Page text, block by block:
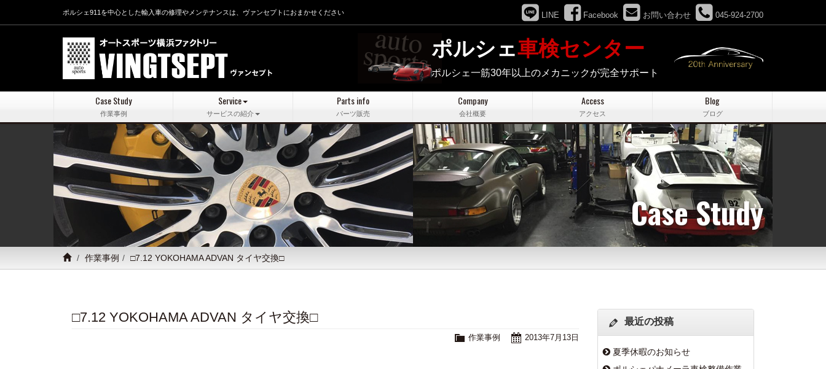
ポルシェ911を中心とした輸入車の修理やメンテナンスは、ヴァンセプトにおまかせください LINE Facebook お問い合わせ 045-924-2700
ポルシェ車検センター
ポルシェ一筋30年以上のメカニックが完全サポート
Case Study
作業事例
Service
サービスの紹介
Parts info
パーツ販売
Company
会社概要
Access
アクセス
Blog
ブログ
Case Study
作業事例 □7.12 YOKOHAMA ADVAN タイヤ交換□
□7.12 YOKOHAMA ADVAN タイヤ交換□
2013年7月13日
作業事例
最近の投稿
夏季休暇のお知らせ